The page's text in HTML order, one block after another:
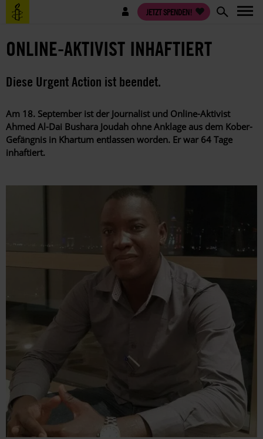
Direkt
zum
Benutzermenü JETZT SPENDEN!
ONLINE-AKTIVIST INHAFTIERT
Diese Urgent Action ist beendet.
Am 18. September ist der Journalist und Online-Aktivist
Ahmed Al-Dai Bushara Joudah ohne Anklage aus dem Kober-
Gefängnis in Khartum entlassen worden. Er war 64 Tage
inhaftiert.